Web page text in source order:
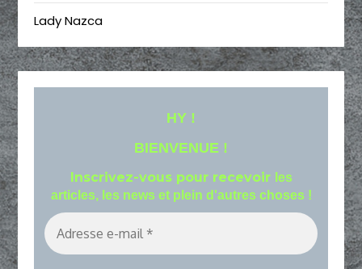
Lady Nazca
HY !
BIENVENUE !
Inscrivez-vous pour recevoir les
articles, les news et plein d'autres choses !